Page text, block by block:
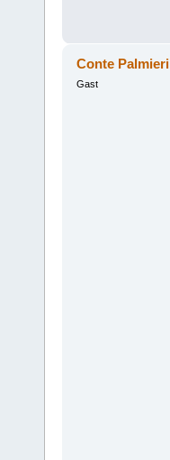
Conte Palmieri
Gast